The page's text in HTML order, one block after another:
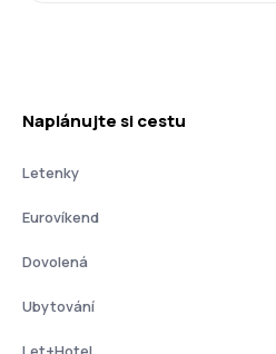
Naplánujte si cestu
Letenky
Eurovíkend
Dovolená
Ubytování